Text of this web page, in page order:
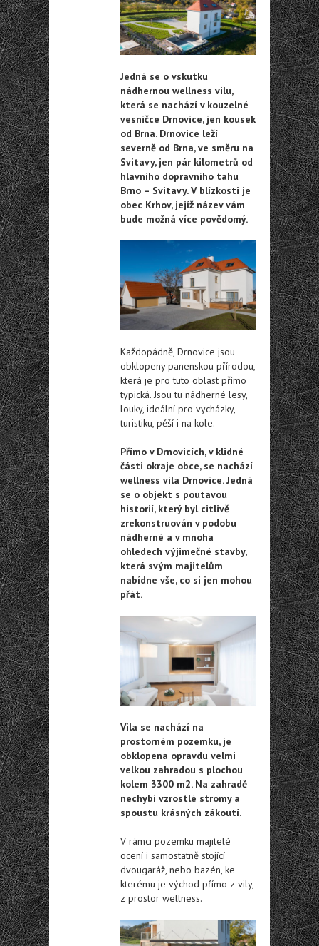
Jedná se o vskutku
nádhernou wellness vilu,
která se nachází v kouzelné
vesničce Drnovice, jen kousek
od Brna. Drnovice leží
severně od Brna, ve směru na
Svitavy, jen pár kilometrů od
hlavního dopravního tahu
Brno – Svitavy. V blízkosti je
obec Krhov, jejíž název vám
bude možná více povědomý.
Každopádně, Drnovice jsou
obklopeny panenskou přírodou,
která je pro tuto oblast přímo
typická. Jsou tu nádherné lesy,
louky, ideální pro vycházky,
turistiku, pěší i na kole.
Přímo v Drnovicích, v klidné
části okraje obce, se nachází
wellness vila Drnovice. Jedná
se o objekt s poutavou
historií, který byl citlivě
zrekonstruován v podobu
nádherné a v mnoha
ohledech výjimečné stavby,
která svým majitelům
nabídne vše, co si jen mohou
přát.
Vila se nachází na
prostorném pozemku, je
obklopena opravdu velmi
velkou zahradou s plochou
kolem 3300 m2. Na zahradě
nechybí vzrostlé stromy a
spoustu krásných zákoutí.
V rámci pozemku majitelé
ocení i samostatně stojící
dvougaráž, nebo bazén, ke
kterému je východ přímo z vily,
z prostor wellness.